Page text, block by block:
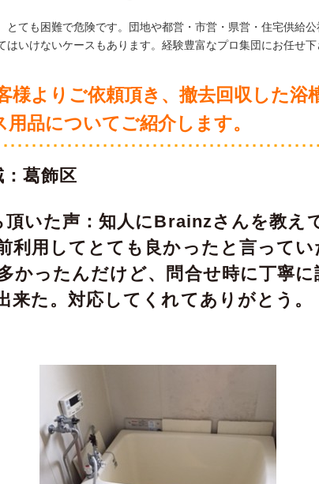
とても困難で危険です。団地や都営・市営・県営・住宅供給
はいけないケースもあります。経験豊富なプロ集団にお任せ下
様よりご依頼頂き、撤去回収 した浴
用品についてご紹介します。
葛飾区
頂いた声：知人にBrainzさんを教え
利用してとても良かったと言ってい
かったんだけど、問合せ時に丁寧に
来た。対応してくれてありがとう。